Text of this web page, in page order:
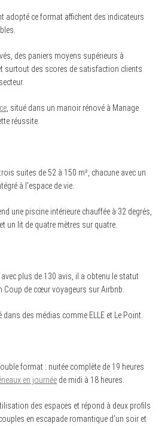
adopté ce format affichent des indicateurs
des paniers moyens supérieurs à
surtout des scores de satisfaction clients
, situé dans un manoir rénové à Manage
réussite.
suites de 52 à 150 m², chacune avec un
à l’espace de vie.
une piscine intérieure chauffée à 32 degrés,
un lit de quatre mètres sur quatre.
plus de 130 avis, il a obtenu le statut
de cœur voyageurs sur Airbnb.
dans des médias comme ELLE et Le Point.
format : nuitée complète de 19 heures
en journée de midi à 18 heures.
des espaces et répond à deux profils
en escapade romantique d’un soir et